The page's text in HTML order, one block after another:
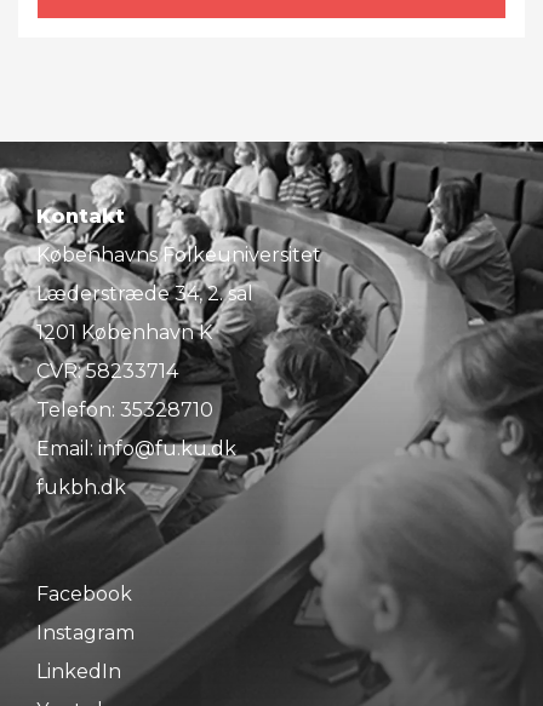
Kontakt
Københavns Folkeuniversitet
Læderstræde 34, 2. sal
1201 København K
CVR: 58233714
Telefon: 35328710
Email: info@fu.ku.dk
fukbh.dk
Facebook
Instagram
LinkedIn